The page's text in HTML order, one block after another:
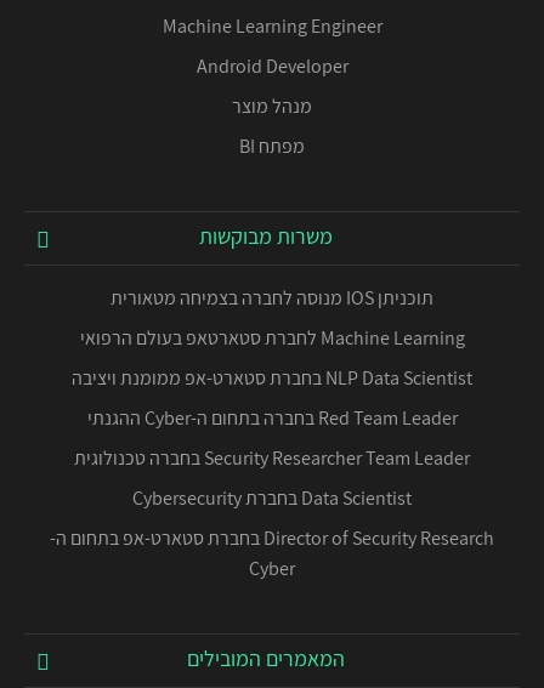
Machine Learning Engineer
Android Developer
מנהל מוצר
מפתח BI
משרות מבוקשות
תוכניתן IOS מנוסה לחברה בצמיחה מטאורית
Machine Learning לחברת סטארטאפ בעולם הרפואי
NLP Data Scientist בחברת סטארט-אפ ממומנת ויציבה
Red Team Leader בחברה בתחום ה-Cyber ההגנתי
Security Researcher Team Leader בחברה טכנולוגית
Data Scientist בחברת Cybersecurity
Director of Security Research בחברת סטארט-אפ בתחום ה-
Cyber
המאמרים המובילים